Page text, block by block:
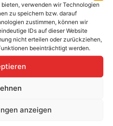
verwenden wir Technologien
zu speichern bzw. darauf
zustimmen, können wir
IDs auf dieser Website
nicht erteilen oder zurückziehen,
beeinträchtigt werden.
anzeigen
Pro mit
Pro Wallboxen lassen sich
bedienen, insbesondere
Dank